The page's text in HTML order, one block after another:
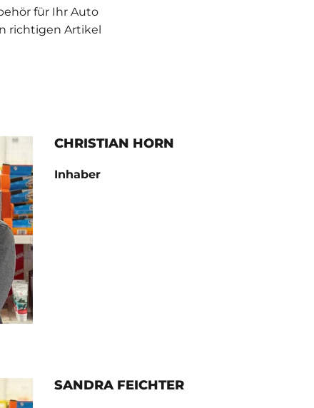
für Ihr Auto
richtigen Artikel
CHRISTIAN HORN
Inhaber
SANDRA FEICHTER